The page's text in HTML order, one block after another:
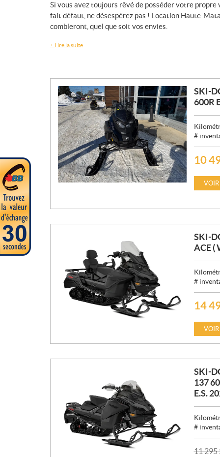
Si vous avez toujours rêvé de posséder votre
fait défaut, ne désespérez pas ! Location Haute-
combleront, quel que soit vos envies.
+ Lire la suite
SKI-
600R
#
P
X
10
VOIR
SKI-
ACE (
#
P
X
:
14
VOIR
SKI-
137
E.S.
#
P
11 295